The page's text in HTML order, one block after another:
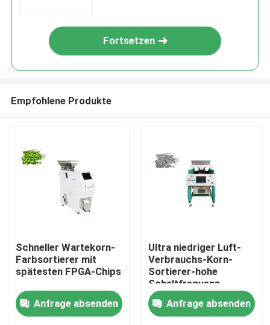
Nach Hause
Fortsetzen
Empfohlene Produkte
Schneller Wartekorn-
Farbsortierer mit
spätesten FPGA-Chips
Anfrage absenden
Ultra niedriger Luft-
Verbrauchs-Korn-
Sortierer-hohe
Schaltfrequenz
Anfrage absenden